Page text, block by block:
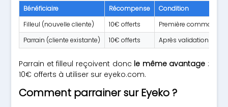
Bénéficiaire Récompense
Condition
Filleul (nouvelle cliente)
10€ offerts
Première commande
Parrain (cliente existante)
10€ offerts Après validation de
Parrain et filleul reçoivent donc le même avantage :
10€ offerts à utiliser sur eyeko.com.
Comment parrainer sur Eyeko ?